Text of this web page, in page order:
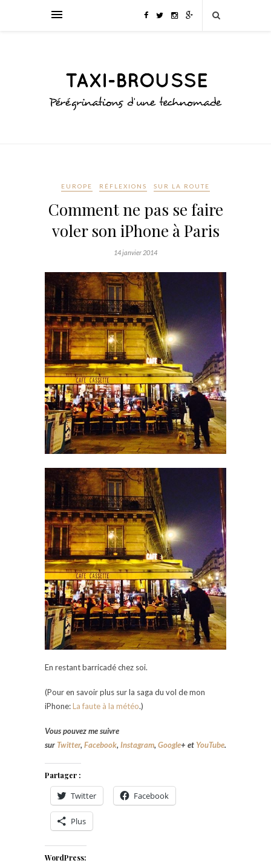
EUROPE RÉFLEXIONS SUR LA ROUTE
Comment ne pas se faire
voler son iPhone à Paris
14 janvier 2014
En restant barricadé chez soi.
(Pour en savoir plus sur la saga du vol de mon
iPhone:La faute à la météo.)
Vous pouvez me suivre
sur Twitter, Facebook, Instagram, Google+ et YouTube.
Partager :
Twitter Facebook
Plus
WordPress: